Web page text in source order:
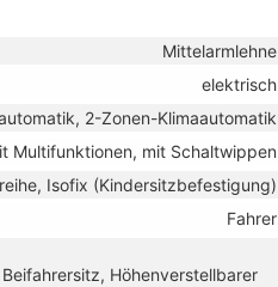
Mittelarmlehne
elektrisch
2-Zonen-Klimaautomatik
Multifunktionen, mit Schaltwippen
Isofix (Kindersitzbefestigung)
Fahrer
Höhenverstellbarer